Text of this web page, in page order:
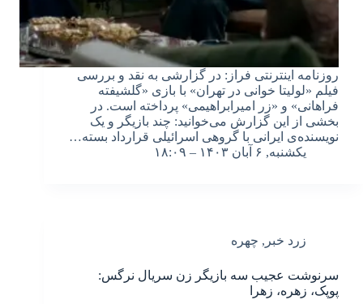
روزنامه اینترنتی فراز: در گزارشی به نقد و بررسی
فیلم «لولیتا خوانی در تهران» با بازی «گلشیفته
فراهانی» و «زر امیرابراهیمی» پرداخته است. در
بخشی از این گزارش می‌خوانید: چند بازیگر و یک
نویسنده‌ی ایرانی با گروهی اسرائیلی قرارداد بسته…
یکشنبه, ۶ آبان ۱۴۰۳ – ۱۸:۰۹
زرد خبر , چهره
سرنوشت عجیب سه بازیگر زن سریال نرگس:
پوپک، زهره، زهرا